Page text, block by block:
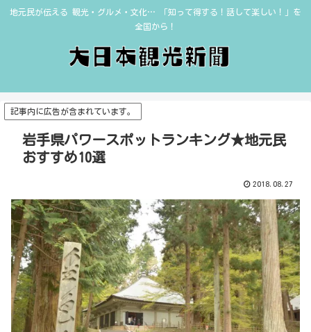
地元民が伝える 観光・グルメ・文化… 「知って得する！話して楽しい！」を
全国から！
記事内に広告が含まれています。
岩手県パワースポットランキング★地元民
おすすめ10選
2018.08.27